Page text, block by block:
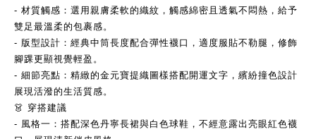
- 材質觸感：選用親膚柔軟的織紋，觸感綿密且透氣不悶熱，給予
雙足最溫柔的包裹感。
- 版型設計：經典中筒長度配合彈性襪口，適度服貼不勒腿，修飾
腳踝更顯視覺輕盈。
- 細節亮點：精緻的金元寶提織圖樣搭配開運文字，繽紛撞色設計
展現活潑的生活質感。
👗 穿搭建議
- 風格一：搭配深色丹寧長裙與白色球鞋，不經意露出亮眼紅色襪